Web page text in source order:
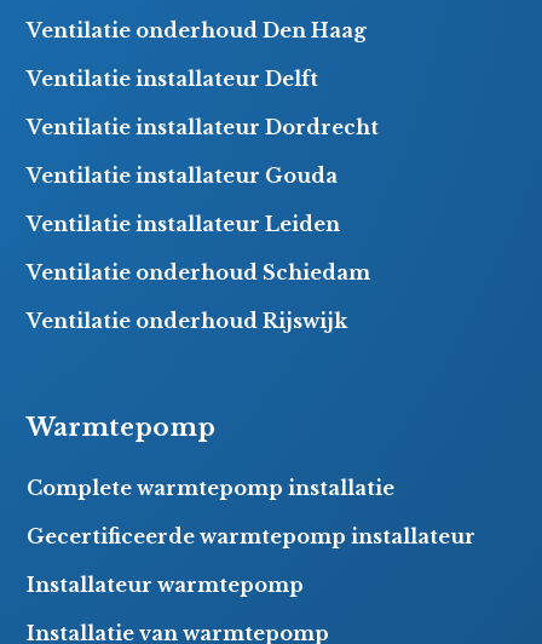
Ventilatie onderhoud Den Haag
Ventilatie installateur Delft
Ventilatie installateur Dordrecht
Ventilatie installateur Gouda
Ventilatie installateur Leiden
Ventilatie onderhoud Schiedam
Ventilatie onderhoud Rijswijk
Warmtepomp
Complete warmtepomp installatie
Gecertificeerde warmtepomp installateur
Installateur warmtepomp
Installatie van warmtepomp